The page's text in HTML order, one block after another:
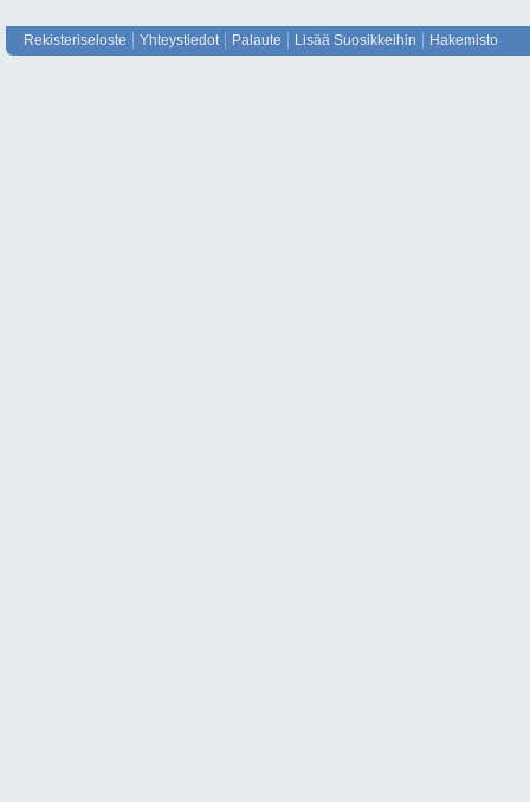
Rekisteriseloste Yhteystiedot Palaute Lisää Suosikkeihin Hakemisto